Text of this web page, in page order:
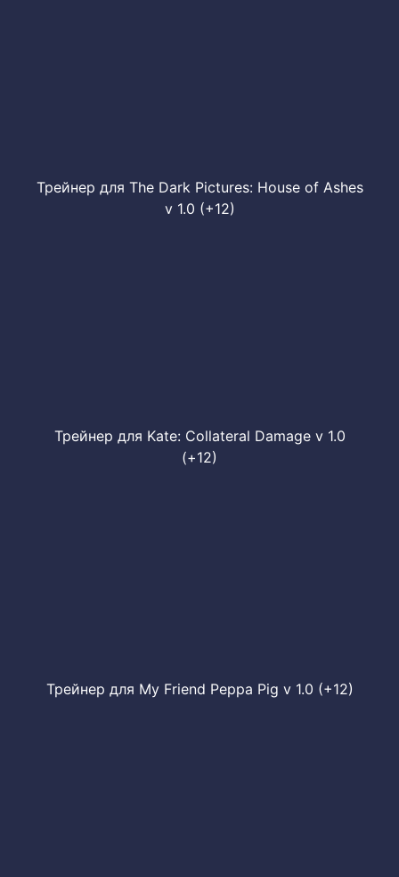
Трейнер для The Dark Pictures: House of Ashes
v 1.0 (+12)
Трейнер для Kate: Collateral Damage v 1.0
(+12)
Трейнер для My Friend Peppa Pig v 1.0 (+12)